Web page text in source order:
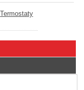
Termostaty